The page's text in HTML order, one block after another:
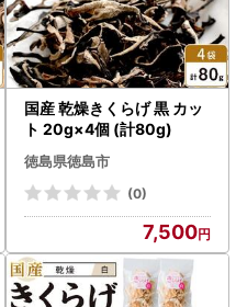
国産 乾燥きくらげ 黒 カッ
ト 20g×4個 (計80g)
徳島県徳島市
(0)
7,500